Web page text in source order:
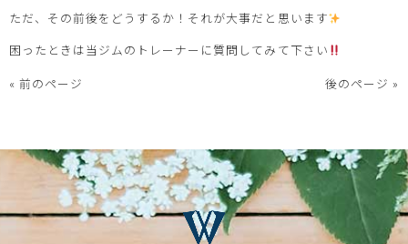
ただ、その前後をどうするか！それが大事だと思います
困ったときは当ジムのトレーナーに質問してみて下さい
« 前のページ
後のページ »